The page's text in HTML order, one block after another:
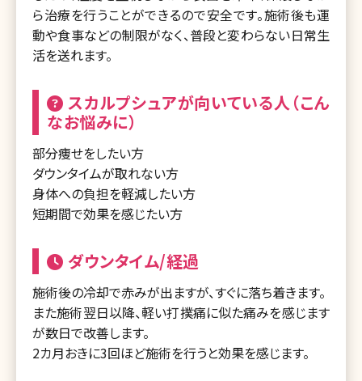
ら治療を行うことができるので安全です。施術後も運
動や食事などの制限がなく、普段と変わらない日常生
活を送れます。
スカルプシュアが向いている人（こん
なお悩みに）
部分痩せをしたい方
ダウンタイムが取れない方
身体への負担を軽減したい方
短期間で効果を感じたい方
ダウンタイム/経過
施術後の冷却で赤みが出ますが、すぐに落ち着きます。
また施術翌日以降、軽い打撲痛に似た痛みを感じます
が数日で改善します。
2カ月おきに3回ほど施術を行うと効果を感じます。